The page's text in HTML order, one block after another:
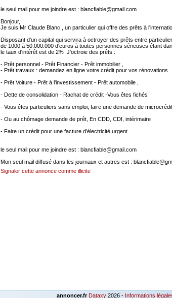
le seul mail pour me joindre est : blancfiable@gmail.com
Bonjour,
Je suis Mr Claude Blanc , un particulier qui offre des prêts à
Disposant d'un capital qui servira à octroyer des prêts entre
de 1000 à 50.000.000 d'euros à toutes personnes sérieuses étant
le taux d'intérêt est de 2% .J'octroie des prêts :
- Prêt personnel - Prêt Financier - Prêt immobilier ,
- Prêt travaux : demandez en ligne votre crédit pour vos rénovations
- Prêt Voiture - Prêt à l'investissement - Prêt automobile ,
- Dette de consolidation - Rachat de crédit -Vous êtes fichés
- Vous êtes particuliers sans emploi, faire une demande de
- Ou au chômage demande de prêt, En CDD, CDI, intérimaire
- Faire un crédit pour une facture d’électricité urgent
le seul mail pour me joindre est : blancfiable@gmail.com
Mon seul mail diffusé dans les journaux et autres est :
Signaler cette annonce comme illicite
annoncer.fr Dataxy 2026 - Informations